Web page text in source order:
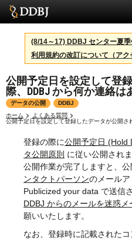
サービス
スパコン
統計
活動
センターについて
利用規約
問合せ
English
(8/14～17) DDBJ センター夏
利用規約の改訂について（アク
公開予定日を設定して登
際、DDBJ から何か連絡は
データの公開
DDBJ
ホーム
よくある質問
公開予定日を設定して登録したデータが公開
登録の際に公開予定日 (Hold
タ公開原則 に従い公開されま
公開作業が完了しますと、
ンタクトパーソンのメール
Publicized your data で送信
DDBJ からのメールを迷惑
願いいたします。
なお、登録時に記載された